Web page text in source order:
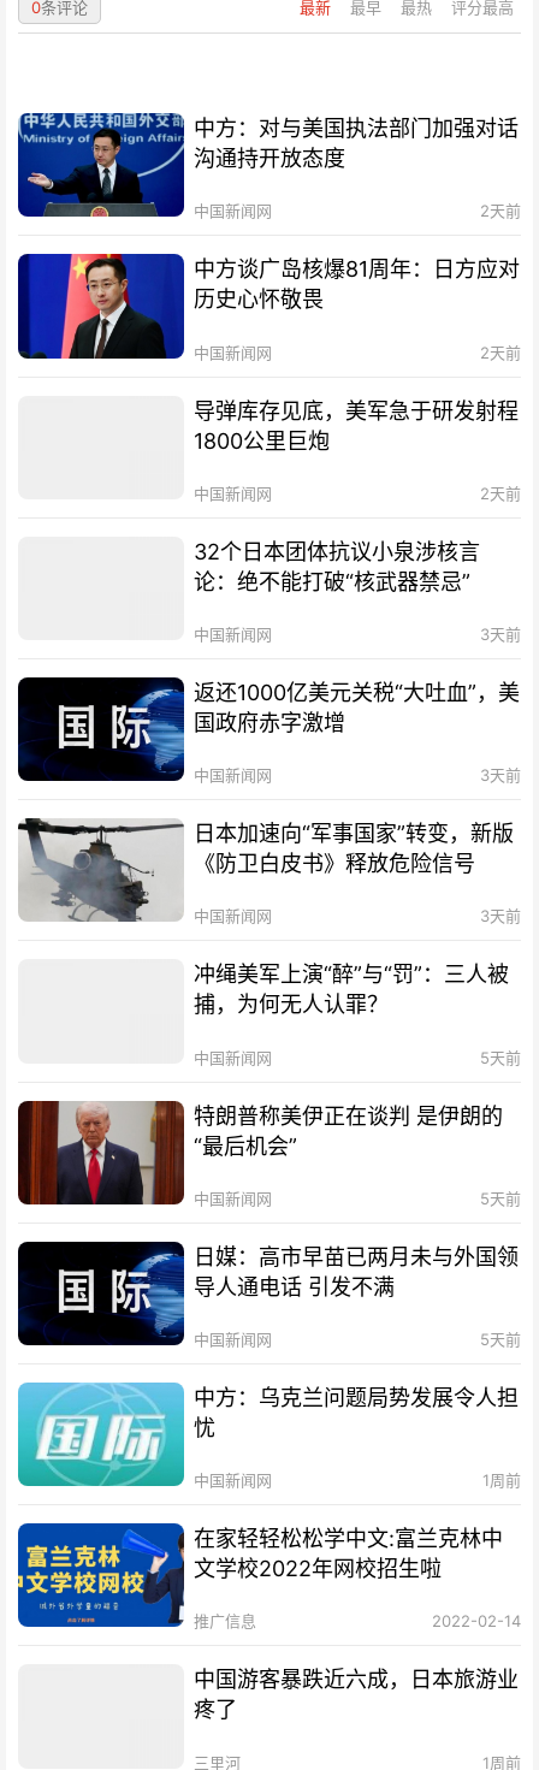
最新 最早 最热 评分最高
0条评论
中方：对与美国执法部门加强对话
沟通持开放态度
中国新闻网 2天前
中方谈广岛核爆81周年：日方应对
历史心怀敬畏
中国新闻网 2天前
导弹库存见底，美军急于研发射程
1800公里巨炮
中国新闻网 2天前
32个日本团体抗议小泉涉核言
论：绝不能打破“核武器禁忌”
中国新闻网 3天前
返还1000亿美元关税“大吐血”，美
国政府赤字激增
中国新闻网 3天前
日本加速向“军事国家”转变，新版
《防卫白皮书》释放危险信号
中国新闻网 3天前
冲绳美军上演“醉”与“罚”：三人被
捕，为何无人认罪？
中国新闻网 5天前
特朗普称美伊正在谈判 是伊朗的
“最后机会”
中国新闻网 5天前
日媒：高市早苗已两月未与外国领
导人通电话 引发不满
中国新闻网 5天前
中方：乌克兰问题局势发展令人担
忧
中国新闻网 1周前
在家轻轻松松学中文:富兰克林中
文学校2022年网校招生啦
推广信息 2022-02-14
中国游客暴跌近六成，日本旅游业
疼了
三里河 1周前